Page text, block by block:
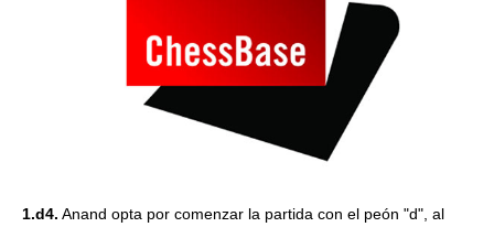
1.d4. Anand opta por comenzar la partida con el peón "d", al